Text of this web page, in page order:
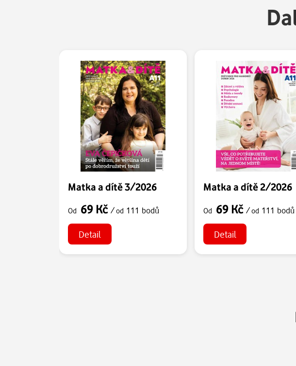
Matka a dítě 3/2026
Od 69 Kč /od 111 bodů
Detail
Matka a dítě 2/2026
Od 69 Kč /od 111 bodů
Detail